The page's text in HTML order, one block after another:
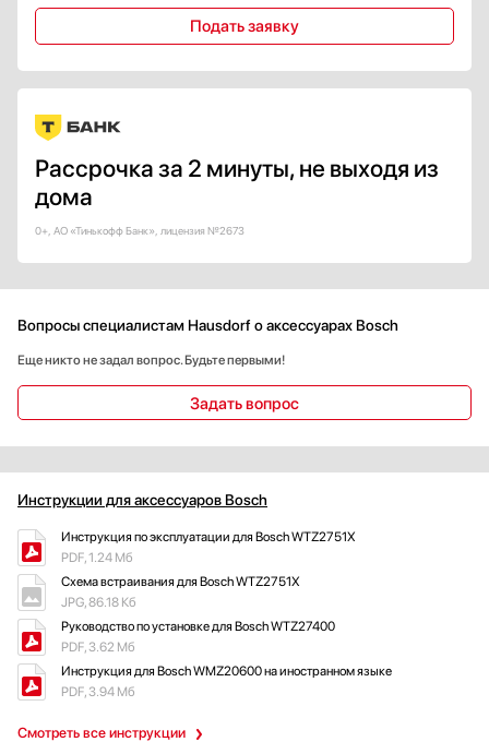
Подать заявку
Рассрочка за 2 минуты, не выходя из
дома
0+, АО «Тинькофф Банк», лицензия №2673
Вопросы специалистам Hausdorf о аксессуарах Bosch
Еще никто не задал вопрос. Будьте первыми!
Задать вопрос
Инструкции для аксессуаров Bosch
Смотреть все инструкции
Инструкция по эксплуатации для Bosch WTZ2751X
PDF, 1.24 Мб
Схема встраивания для Bosch WTZ2751X
JPG, 86.18 Кб
Руководство по установке для Bosch WTZ27400
PDF, 3.62 Мб
Инструкция для Bosch WMZ20600 на иностранном языке
PDF, 3.94 Мб